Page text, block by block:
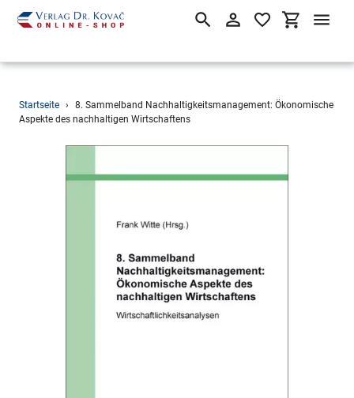
Direkt
zum
SuchenEinloggen
Startseite ›
8. Sammelband Nachhaltigkeitsmanagement: Ökonomische
Aspekte des nachhaltigen Wirtschaftens